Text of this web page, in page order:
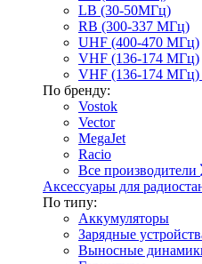
LB (30-50МГц)
RB (300-337 МГц)
UHF (400-470 МГц)
VHF (136-174 МГц)
VHF (136-174
По бренду:
Vostok
Vector
MegaJet
Racio
Все производители
Аксессуары для
По типу:
Аккумуляторы
Зарядные
Выносные